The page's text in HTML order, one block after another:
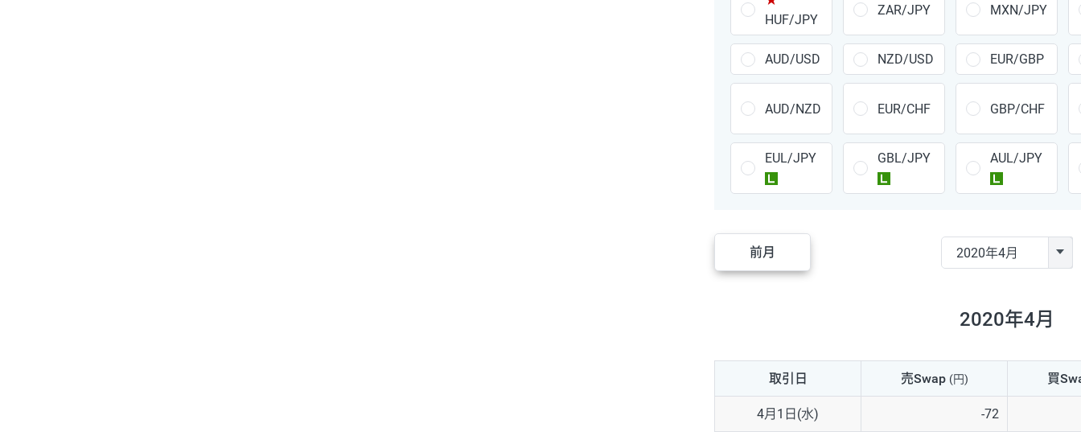
CAD/JPY 38円
CHF/JPY 34円
PLN/JPY 35円
HUF/JPY 16円
ZAR/JPY 130円
MXN/JPY 140円
AUD/USD
NZD/USD 41円
HUF/JPY
ZAR/JPY MXN/JPY
AUD/USD NZD/USD EUR/GBP
AUD/NZD EUR/CHF GBP/CHF
EUL/JPY
GBL/JPY
AUL/JPY
前月
2020年4月
取引日 売Swap (円) 買
4月1日(水) -72